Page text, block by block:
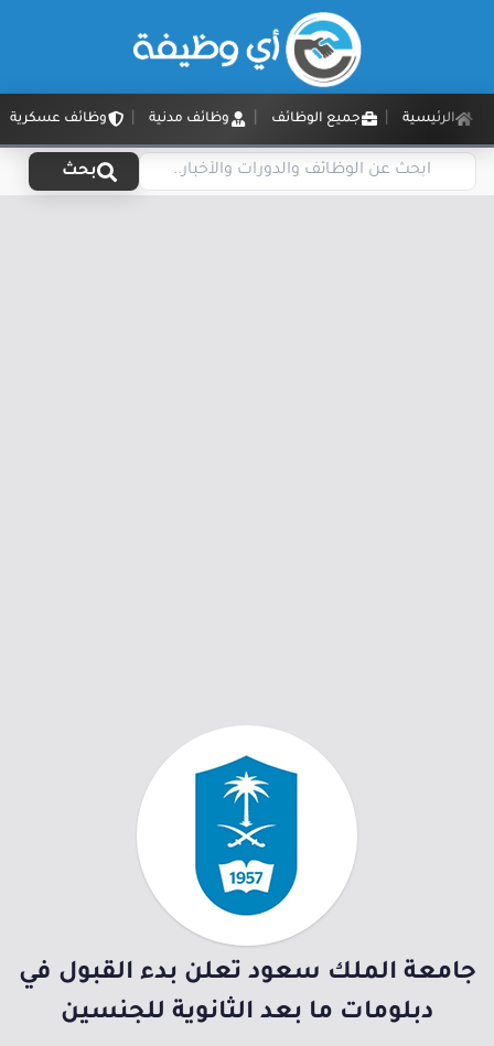
الرئيسية جميع الوظائف وظائف مدنية وظائف عسكرية
بحث
جامعة الملك سعود تعلن بدء القبول في
دبلومات ما بعد الثانوية للجنسين